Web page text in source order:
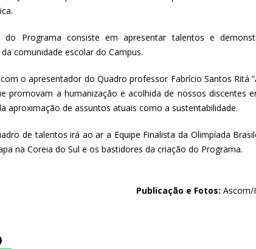
do Programa consiste em apresentar talentos e
comunidade escolar do Campus.
o apresentador do Quadro professor Fabrício Santos Ritá
promovam a humanização e acolhida de nossos discentes
aproximação de assuntos atuais como a sustentabilidade.
de talentos irá ao ar a Equipe Finalista da Olimpíada
na Coreia do Sul e os bastidores da criação do Programa.
Publicação e Fotos: Ascom/